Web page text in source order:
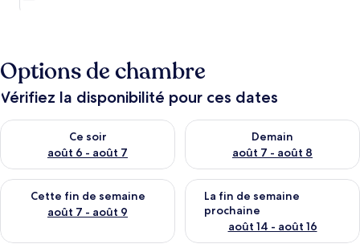
Options de chambre
Vérifiez la disponibilité pour ces dates
Ce soir
août 6 - août 7
Vérifier la disponibilité pour ce soir août 6 - août 7
Demain
août 7 - août 8
Vérifier la disponibilité pour
Cette fin de semaine
août 7 - août 9
Vérifier la disponibilité pour cette fin de semaine août 7 -
La fin de semaine
prochaine
août 14 - août 16
Vérifier la disponibilité pour